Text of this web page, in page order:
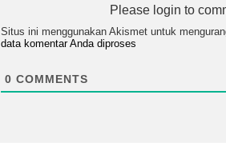
Please login to
Situs ini menggunakan Akismet untuk
data komentar Anda diproses
0 COMMENTS